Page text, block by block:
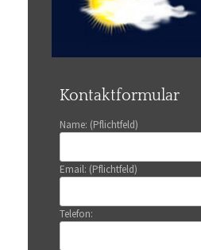
Kontaktformular
Name: (Pflichtfeld)
Email: (Pflichtfeld)
Telefon: